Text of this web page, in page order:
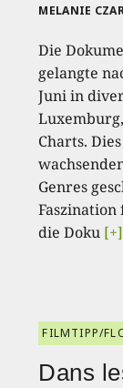
MELANIE
Die
gelangte
Juni in
Charts.
Genres
Faszination
die Doku [+]
FILMTIPP/
Dans